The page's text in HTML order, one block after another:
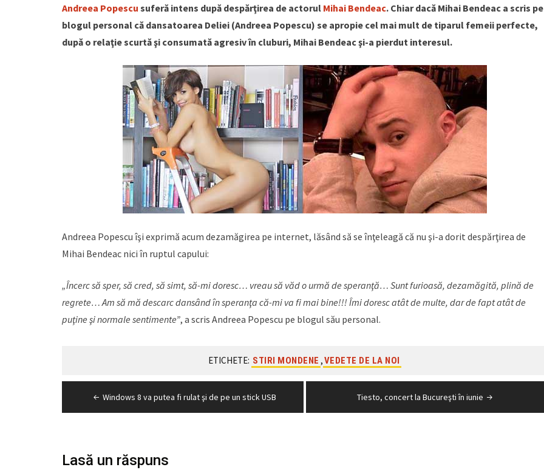
Andreea Popescu suferă intens după despărţirea de actorul Mihai Bendeac. Chiar dacă Mihai Bendeac a scris pe
blogul personal că dansatoarea Deliei (Andreea Popescu) se apropie cel mai mult de tiparul femeii perfecte,
după o relaţie scurtă şi consumată agresiv în cluburi, Mihai Bendeac şi-a pierdut interesul.
Andreea Popescu îşi exprimă acum dezamăgirea pe internet, lăsând să se înţeleagă că nu şi-a dorit despărţirea de
Mihai Bendeac nici în ruptul capului:
„Încerc să sper, să cred, să simt, să-mi doresc… vreau să văd o urmă de speranţă… Sunt furioasă, dezamăgită, plină de
regrete… Am să mă descarc dansând în speranţa că-mi va fi mai bine!!! Îmi doresc atât de multe, dar de fapt atât de
puţine şi normale sentimente”, a scris Andreea Popescu pe blogul său personal.
ETICHETE: STIRI MONDENE ,VEDETE DE LA NOI
Navigare
în
Windows 8 va putea fi rulat şi de pe un stick USB Tiesto, concert la Bucureşti în iunie
Lasă un răspuns